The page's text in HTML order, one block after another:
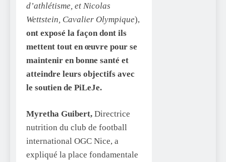
d’athlétisme, et Nicolas
Wettstein, Cavalier Olympique),
ont exposé la façon dont ils
mettent tout en œuvre pour se
maintenir en bonne santé et
atteindre leurs objectifs avec
le soutien de PiLeJe.
Myretha Guibert, Directrice
nutrition du club de football
international OGC Nice, a
expliqué la place fondamentale